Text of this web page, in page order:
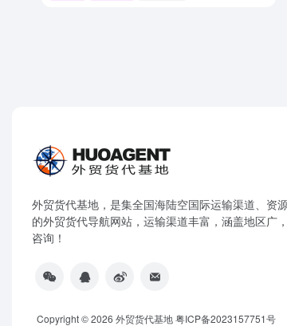
外贸货代基地，是集全国海陆空国际运输渠道、资
的外贸货代导航网站，运输渠道丰富，涵盖地区广
咨询！
Copyright © 2026 外贸货代基地粤ICP备2023157751号